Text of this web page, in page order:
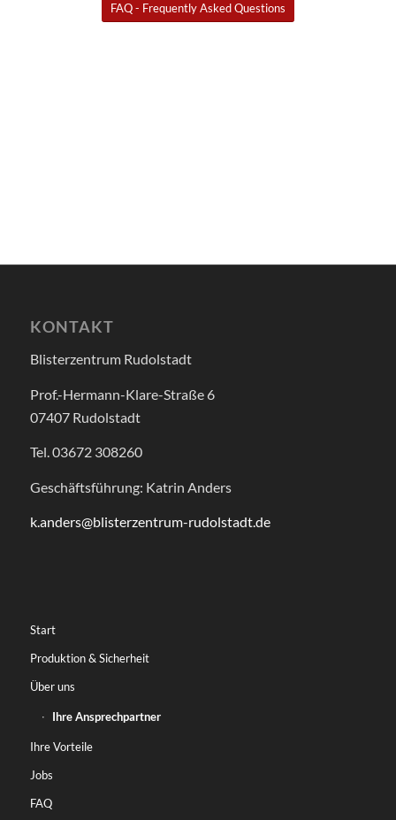
FAQ - Frequently Asked Questions
KONTAKT
Blisterzentrum Rudolstadt
Prof.-Hermann-Klare-Straße 6
07407 Rudolstadt
Tel. 03672 308260
Geschäftsführung: Katrin Anders
k.anders@blisterzentrum-rudolstadt.de
Start
Produktion & Sicherheit
Über uns
Ihre Ansprechpartner
Ihre Vorteile
Jobs
FAQ